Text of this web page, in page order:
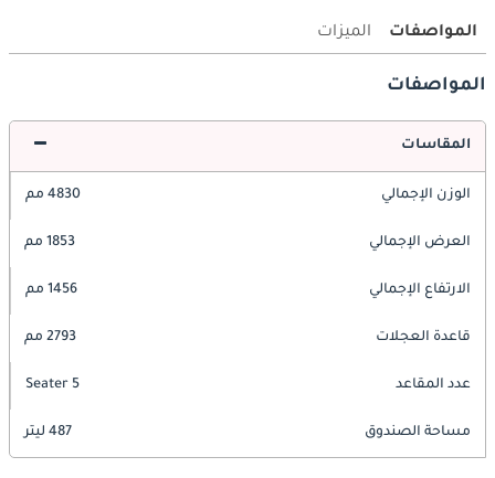
المواصفات الميزات
المواصفات
المقاسات
الوزن الإجمالي 4830 مم
العرض الإجمالي 1853 مم
الارتفاع الإجمالي 1456 مم
قاعدة العجلات 2793 مم
عدد المقاعد 5 Seater
مساحة الصندوق 487 ليتر